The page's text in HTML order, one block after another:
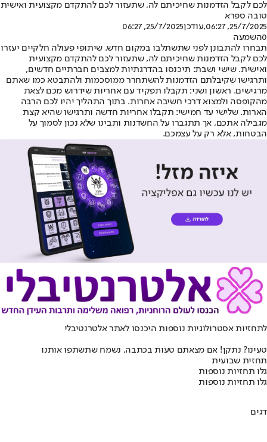
לכם לקבל הזדמנות שחיכיתם לה, שתעזור לכם להתקדם מקצועית ואישית
טובה ספרא
25/7/2025, 06:27
,עודכן25/7/2025, 06:27
0השמעה
תבחרו להתבונן לפני שתשתלבו במקום חדש. שיתופי פעולה חלקיים יעזרו
לכם לקבל הזדמנות שחיכיתם לה, שתעזור לכם להתקדם מקצועית
ואישית. שישי ושבת: תיכנסו בהדרגתיות למצבים חברתיים חדשים,
ותרגישו שקיבלתם הזדמנות להשתחרר ממוסכמות ולהתבטא כמו שאתם
מרגישים. ראשון ושני: תקבלו תפקיד עם אחריות שידרוש מכם לצאת
מהקופסה ולמצוא דרכי חשיבה אחרות. בתוך התהליך יהיו לכם הרבה
הארות. שלישי עד חמישי: תקבלו אחריות חדשה ותרגישו שהיא קצת
מגבילה אתכם, אך תתגברו על החשדנות ותבינו שלא נכון לסמוך על
הבטחות, אלא רק על עצמכם.
לתחזיות אסטרולוגיות נוספות היכנסו לאתר אלטרנטיבלי
טעינו? נתקן! אם מצאתם טעות בכתבה, נשמח שתשתפו אותנו
תחזית שבועית
גלו תחזיות נוספות
גלו תחזיות נוספות
דגים